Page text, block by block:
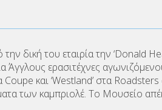
δική του εταιρία την ‘Donald
Άγγλους ερασιτέχνες
και ‘Westland’ στα
των καμπριολέ. Το Μουσείο